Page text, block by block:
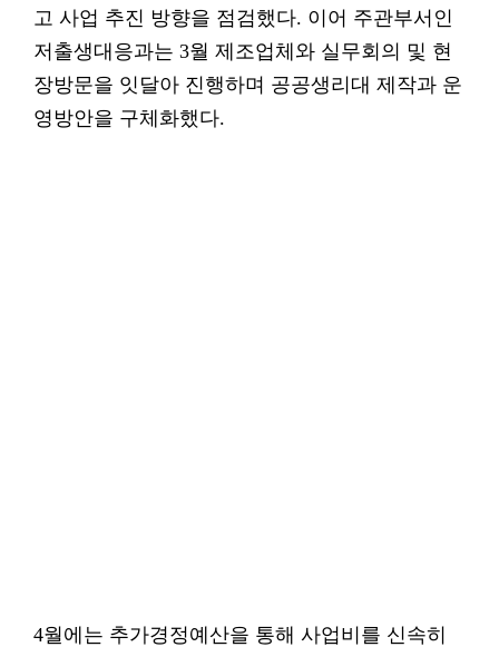
고 사업 추진 방향을 점검했다. 이어 주관부서인
저출생대응과는 3월 제조업체와 실무회의 및 현
장방문을 잇달아 진행하며 공공생리대 제작과 운
영방안을 구체화했다.
4월에는 추가경정예산을 통해 사업비를 신속히